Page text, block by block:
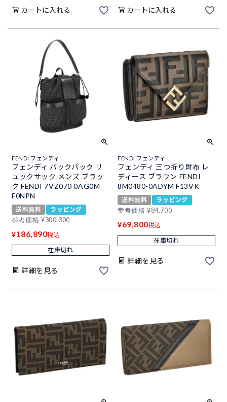
カートに入れる カートに入れる
FENDI フェンディ
フェンディ バックパック リ
ュックサック メンズ ブラッ
ク FENDI 7VZ070 0AG0M
F0NPN
送料無料
ラッピング
参考価格 ¥300,300
¥186,890税込
在庫切れ
詳細を見る
FENDI フェンディ
フェンディ 三つ折り財布 レ
ディース ブラウン FENDI
8M0480-0ADYM F13VK
送料無料
ラッピング
参考価格 ¥84,700
¥69,800税込
在庫切れ
詳細を見る